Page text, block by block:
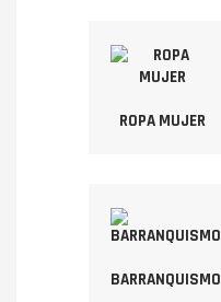
ROPA MUJER
BARRANQUISMO